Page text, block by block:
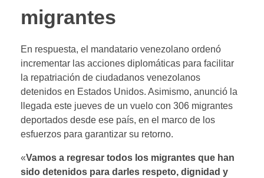
migrantes
En respuesta, el mandatario venezolano ordenó
incrementar las acciones diplomáticas para facilitar
la repatriación de ciudadanos venezolanos
detenidos en Estados Unidos. Asimismo, anunció la
llegada este jueves de un vuelo con 306 migrantes
deportados desde ese país, en el marco de los
esfuerzos para garantizar su retorno.
«Vamos a regresar todos los migrantes que han
sido detenidos para darles respeto, dignidad y